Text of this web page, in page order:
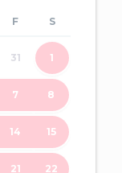
F S
31 1
7 8
14 15
21 22